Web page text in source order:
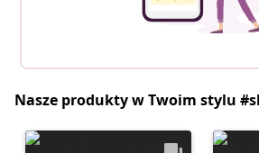
Nasze produkty w Twoim stylu